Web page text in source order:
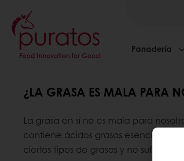
Panadería
¿LA GRASA ES MALA PARA
La grasa en sí no es mala para
contiene ácidos grasos esenciales y
ciertos tipos de grasas y no suficiente